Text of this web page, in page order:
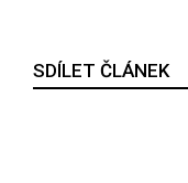
SDÍLET ČLÁNEK